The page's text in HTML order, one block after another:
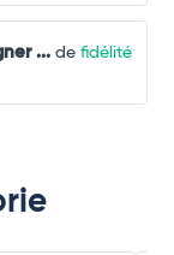
...de fidélité